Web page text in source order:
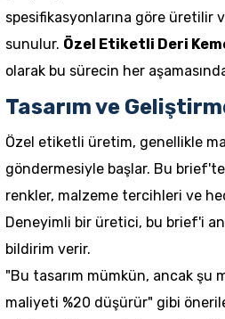
spesifikasyonlarına göre üretilir
sunulur. Özel Etiketli Deri
olarak bu sürecin her
Tasarım ve
Özel etiketli üretim, genellikle
göndermesiyle başlar. Bu
renkler, malzeme tercihleri ve
Deneyimli bir üretici, bu brief'i
bildirim verir.
"Bu tasarım mümkün, ancak şu
maliyeti %20 düşürür" gibi